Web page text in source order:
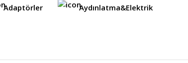
Adaptörler Aydınlatma&Elektrik